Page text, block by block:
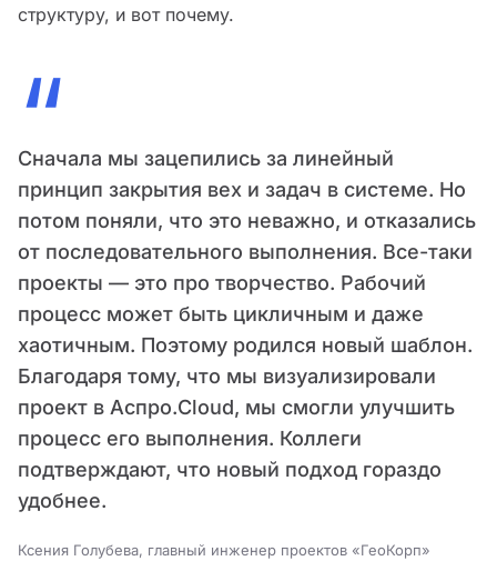
структуру, и вот почему.
“
Сначала мы зацепились за линейный
принцип закрытия вех и задач в системе. Но
потом поняли, что это неважно, и отказались
от последовательного выполнения. Все-таки
проекты — это про творчество. Рабочий
процесс может быть цикличным и даже
хаотичным. Поэтому родился новый шаблон.
Благодаря тому, что мы визуализировали
проект в Аспро.Cloud, мы смогли улучшить
процесс его выполнения. Коллеги
подтверждают, что новый подход гораздо
удобнее.
Ксения Голубева, главный инженер проектов «ГеоКорп»